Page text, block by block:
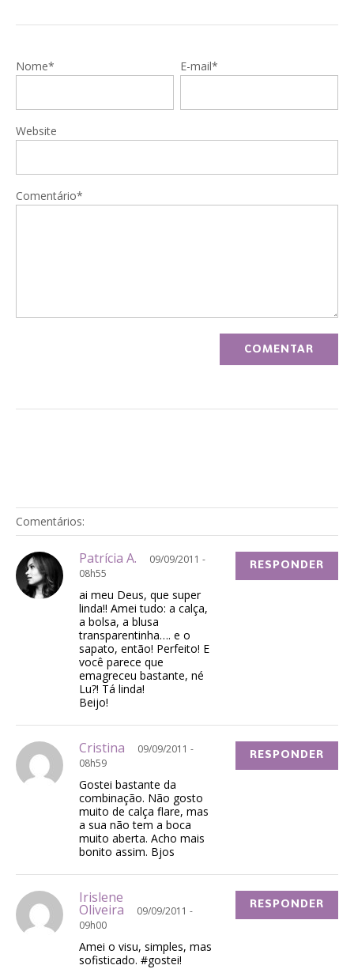
Nome* E-mail*
Website
Comentário*
Comentários:
Patrícia A.
09/09/2011 -
08h55
ai meu Deus, que super
linda!! Amei tudo: a calça,
a bolsa, a blusa
transparentinha…. e o
sapato, então! Perfeito! E
você parece que
emagreceu bastante, né
Lu?! Tá linda!
Beijo!
RESPONDER
Cristina
09/09/2011 -
08h59
Gostei bastante da
combinação. Não gosto
muito de calça flare, mas
a sua não tem a boca
muito aberta. Acho mais
bonito assim. Bjos
RESPONDER
Irislene
Oliveira
09/09/2011 -
09h00
Amei o visu, simples, mas
sofisticado. #gostei!
RESPONDER